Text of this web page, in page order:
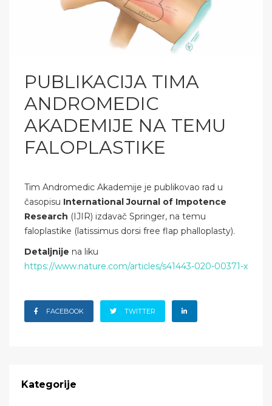
PUBLIKACIJA TIMA
ANDROMEDIC
AKADEMIJE NA TEMU
FALOPLASTIKE
Tim Andromedic Akademije je publikovao rad u
časopisu International Journal of Impotence
Research (IJIR) izdavač Springer, na temu
faloplastike (latissimus dorsi free flap phalloplasty).
Detaljnije na liku
https://www.nature.com/articles/s41443-020-00371-x
FACEBOOK TWITTER
Kategorije